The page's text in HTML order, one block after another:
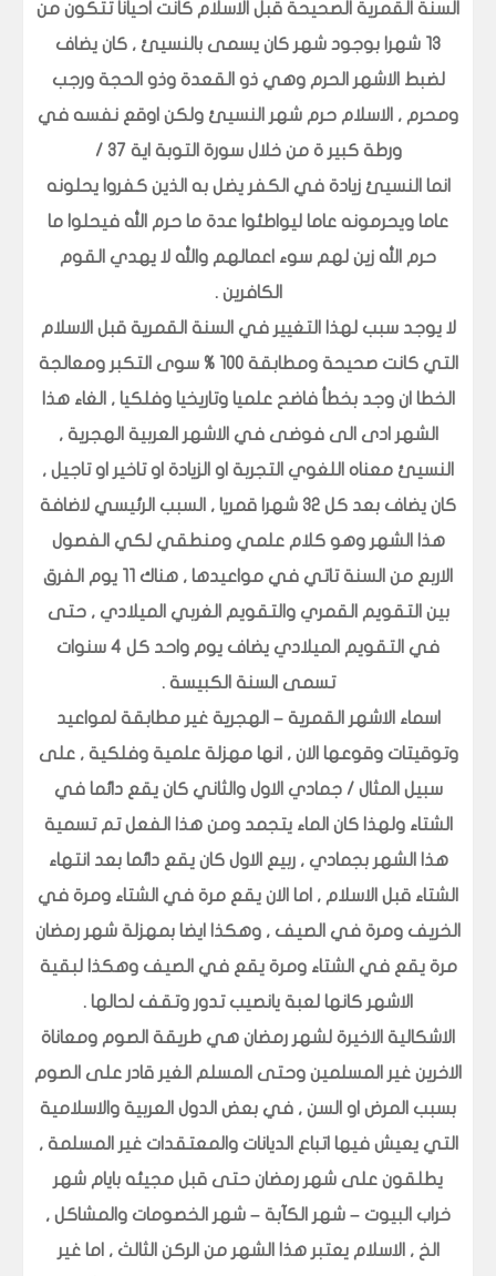
السنة القمرية الصحيحة قبل الاسلام كانت احيانا تتكون من
13 شهرا بوجود شهر كان يسمى بالنسيئ , كان يضاف
لضبط الاشهر الحرم وهي ذو القعدة وذو الحجة ورجب
ومحرم , الاسلام حرم شهر النسيئ ولكن اوقع نفسه في
ورطة كبير ة من خلال سورة التوبة اية 37 /
انما النسيئ زيادة في الكفر يضل به الذين كفروا يحلونه
عاما ويحرمونه عاما ليواطئوا عدة ما حرم الله فيحلوا ما
حرم الله زين لهم سوء اعمالهم والله لا يهدي القوم
الكافرين .
لا يوجد سبب لهذا التغيير في السنة القمرية قبل الاسلام
التي كانت صحيحة ومطابقة 100 % سوى التكبر ومعالجة
الخطا ان وجد بخطأ فاضح علميا وتاريخيا وفلكيا , الغاء هذا
الشهر ادى الى فوضى في الاشهر العربية الهجرية ,
النسيئ معناه اللغوي التجربة او الزيادة او تاخير او تاجيل ,
كان يضاف بعد كل 32 شهرا قمريا , السبب الرئيسي لاضافة
هذا الشهر وهو كلام علمي ومنطقي لكي الفصول
الاربع من السنة تاتي في مواعيدها , هناك 11 يوم الفرق
بين التقويم القمري والتقويم الغربي الميلادي , حتى
في التقويم الميلادي يضاف يوم واحد كل 4 سنوات
تسمى السنة الكبيسة .
اسماء الاشهر القمرية – الهجرية غير مطابقة لمواعيد
وتوقيتات وقوعها الان , انها مهزلة علمية وفلكية , على
سبيل المثال / جمادي الاول والثاني كان يقع دائما في
الشتاء ولهذا كان الماء يتجمد ومن هذا الفعل تم تسمية
هذا الشهر بجمادي , ربيع الاول كان يقع دائما بعد انتهاء
الشتاء قبل الاسلام , اما الان يقع مرة في الشتاء ومرة في
الخريف ومرة في الصيف , وهكذا ايضا بمهزلة شهر رمضان
مرة يقع في الشتاء ومرة يقع في الصيف وهكذا لبقية
الاشهر كانها لعبة يانصيب تدور وتقف لحالها .
الاشكالية الاخيرة لشهر رمضان هي طريقة الصوم ومعاناة
الاخرين غير المسلمين وحتى المسلم الغير قادر على الصوم
بسبب المرض او السن , في بعض الدول العربية والاسلامية
التي يعيش فيها اتباع الديانات والمعتقدات غير المسلمة ,
يطلقون على شهر رمضان حتى قبل مجيئه بايام شهر
خراب البيوت – شهر الكآبة – شهر الخصومات والمشاكل ,
الخ , الاسلام يعتبر هذا الشهر من الركن الثالث , اما غير